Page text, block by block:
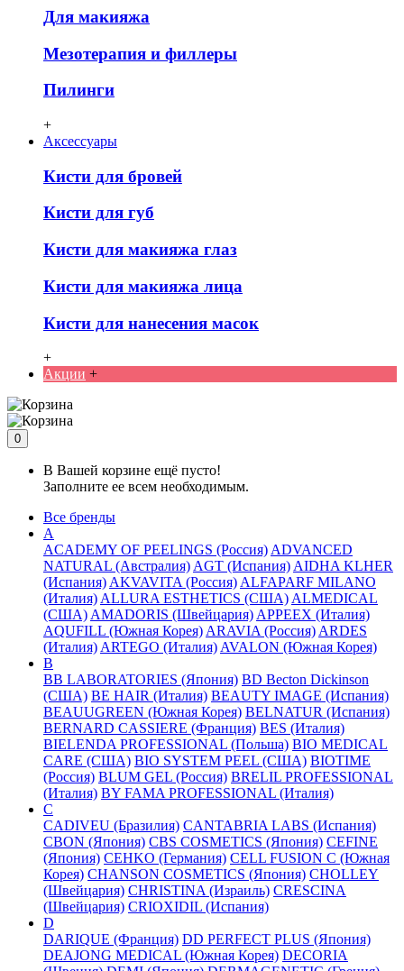
Для макияжа
Мезотерапия и филлеры
Пилинги
+
Аксессуары
Кисти для бровей
Кисти для губ
Кисти для макияжа глаз
Кисти для макияжа лица
Кисти для нанесения масок
+
Акции +
0
В Вашей корзине ещё пусто!
Заполните ее всем необходимым.
Все бренды
A
ACADEMY OF PEELINGS (Россия) ADVANCED
NATURAL (Австралия) AGT (Испания) AIDHA KLHER
(Испания) AKVAVITA (Россия) ALFAPARF MILANO
(Италия) ALLURA ESTHETICS (США) ALMEDICAL
(США) AMADORIS (Швейцария) APPEEX (Италия)
AQUFILL (Южная Корея) ARAVIA (Россия) ARDES
(Италия) ARTEGO (Италия) AVALON (Южная Корея)
B
BB LABORATORIES (Япония) BD Becton Dickinson
(США) BE HAIR (Италия) BEAUTY IMAGE (Испания)
BEAUUGREEN (Южная Корея) BELNATUR (Испания)
BERNARD CASSIERE (Франция) BES (Италия)
BIELENDA PROFESSIONAL (Польша) BIO MEDICAL
CARE (США) BIO SYSTEM PEEL (США) BIOTIME
(Россия) BLUM GEL (Россия) BRELIL PROFESSIONAL
(Италия) BY FAMA PROFESSIONAL (Италия)
C
CADIVEU (Бразилия) CANTABRIA LABS (Испания)
CBON (Япония) CBS COSMETICS (Япония) CEFINE
(Япония) CEHKO (Германия) CELL FUSION C (Южная
Корея) CHANSON COSMETICS (Япония) CHOLLEY
(Швейцария) CHRISTINA (Израиль) CRESCINA
(Швейцария) CRIOXIDIL (Испания)
D
DARIQUE (Франция) DD PERFECT PLUS (Япония)
DEAJONG MEDICAL (Южная Корея) DECORIA